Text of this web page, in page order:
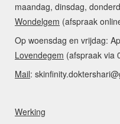
maandag, dinsdag,
Wondelgem (afspraak
Op woensdag en vrijdag:
Lovendegem (afspraak via
Mail:
Werking